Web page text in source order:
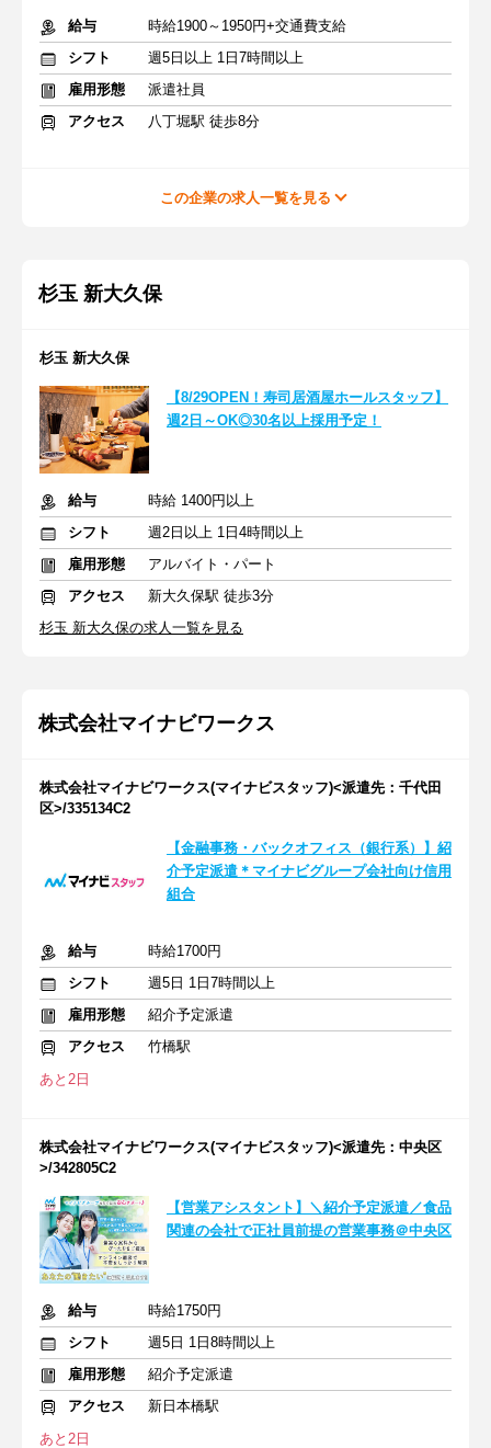
給与
時給1900～1950円+交通費支給
シフト
週5日以上 1日7時間以上
雇用形態
派遣社員
アクセス
八丁堀駅 徒歩8分
この企業の求人一覧を見る
杉玉 新大久保
杉玉 新大久保
【8/29OPEN！寿司居酒屋ホールスタッフ】
週2日～OK◎30名以上採用予定！
給与
時給 1400円以上
シフト
週2日以上 1日4時間以上
雇用形態
アルバイト・パート
アクセス
新大久保駅 徒歩3分
杉玉 新大久保の求人一覧を見る
株式会社マイナビワークス
株式会社マイナビワークス(マイナビスタッフ)<派遣先：千代田
区>/335134C2
【金融事務・バックオフィス（銀行系）】紹
介予定派遣＊マイナビグループ会社向け信用
組合
給与
時給1700円
シフト
週5日 1日7時間以上
雇用形態
紹介予定派遣
アクセス
竹橋駅
あと2日
株式会社マイナビワークス(マイナビスタッフ)<派遣先：中央区
>/342805C2
【営業アシスタント】＼紹介予定派遣／食品
関連の会社で正社員前提の営業事務＠中央区
給与
時給1750円
シフト
週5日 1日8時間以上
雇用形態
紹介予定派遣
アクセス
新日本橋駅
あと2日